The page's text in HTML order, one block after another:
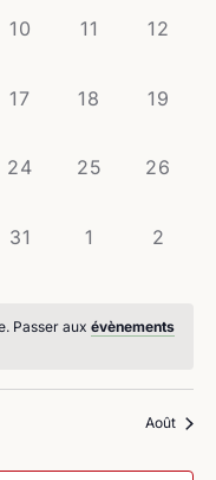
vues
0
10
0
11
0
12
0
17
0
18
0
19
0
24
0
25
0
26
0
31
0
1
0
2
Passer aux évènements
Août